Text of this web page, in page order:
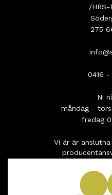
/HRS-
275
0416 -
Ni
måndag -
fredag
Vi är är